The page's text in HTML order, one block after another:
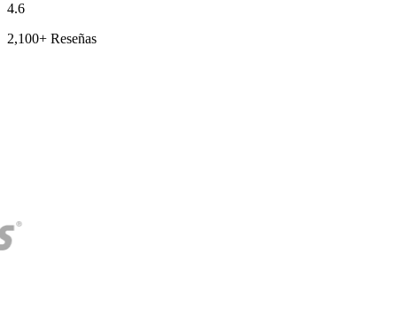
4.6
2,100+ Reseñas